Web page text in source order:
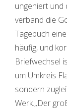
ungeniert und
verband die
Tagebuch
häufig, und
Briefwechsel
um Umkreis
sondern
Werk.„Der